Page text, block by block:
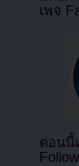
เพจ
ตอนนี้